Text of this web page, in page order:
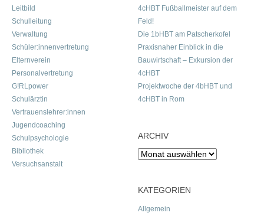
Leitbild
Schulleitung
Verwaltung
Schüler:innenvertretung
Elternverein
Personalvertretung
G!RLpower
Schulärztin
Vertrauenslehrer:innen
Jugendcoaching
Schulpsychologie
Bibliothek
Versuchsanstalt
4cHBT Fußballmeister auf dem
Feld!
Die 1bHBT am Patscherkofel
Praxisnaher Einblick in die
Bauwirtschaft – Exkursion der
4cHBT
Projektwoche der 4bHBT und
4cHBT in Rom
ARCHIV
Archiv
KATEGORIEN
Allgemein